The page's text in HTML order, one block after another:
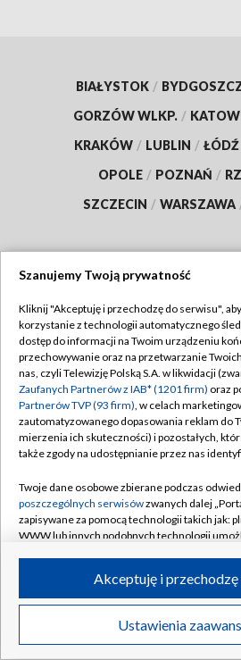
BIAŁYSTOK /
GORZÓW WLKP. /
KRAKÓW / LUBLIN / ŁÓDŹ
OPOLE / POZNAŃ /
SZCZECIN / WARSZAWA
TVP
Abonament TVP
Emisja w TVP
Centrum informacji TVP
Naziemna Telewizja Cyfrowa
Rada Programowa
System NOS
Informacje o nadawcy
Program dla prasy
Ogłoszenie przetargowe
Regulamin
Polityka
Moje
Pomoc
Kontakt
Kanały
©2026 Telewizja Polska
Szanujemy Twoją prywatność
Kliknij "Akceptuję i przechodzę do serwisu",
korzystanie z technologii automatycznego
dostęp do informacji na Twoim urządzeniu
przechowywanie oraz na przetwarzanie
nas, czyli Telewizję Polską S.A. w likwidacji
Zaufanych Partnerów z IAB* (1201 firm) oraz
Partnerów TVP (93 firm), w celach
zautomatyzowanego dopasowania reklam do
mierzenia ich skuteczności) i pozostałych,
także zgody na udostępnianie przez nas
Twoje dane osobowe zbierane podczas
poszczególnych serwisówzwanych dalej
zapisywane za pomocą technologii takich jak:
WWW lub innych podobnych technologii
ruchu w Internecie.
Twoje dane osobowe zbierane podczas
poszczególnych serwisówna Portalu, takie jak
Ustawienia
Akceptuję i przechodzę